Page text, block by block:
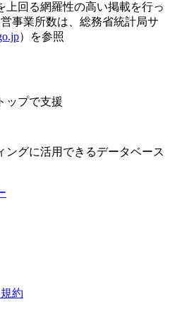
上回る網羅性の高い掲載を行っ
事業所数は、総務省統計局サ
）を参照
ップで支援
ングに活用できるデータベース
約